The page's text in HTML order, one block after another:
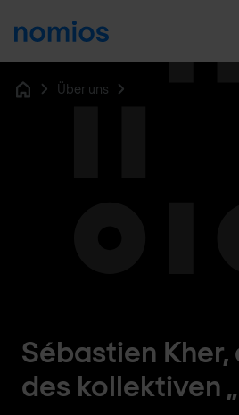
Über uns
Sébastien Kher,
des kollektiven